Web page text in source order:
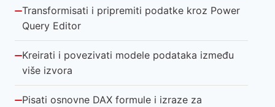
Transformisati i pripremiti podatke kroz Power
Query Editor
Kreirati i povezivati modele podataka između
više izvora
Pisati osnovne DAX formule i izraze za